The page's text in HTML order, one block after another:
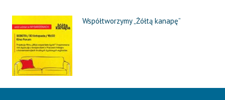
Współtworzymy „Żółtą kanapę”